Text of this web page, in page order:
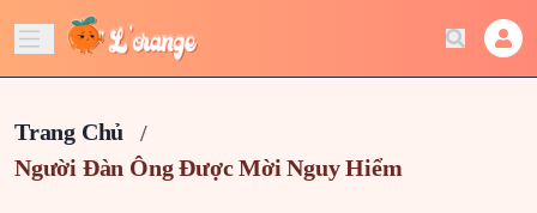
Trang Chủ
Người Đàn Ông Được Mời Nguy Hiểm